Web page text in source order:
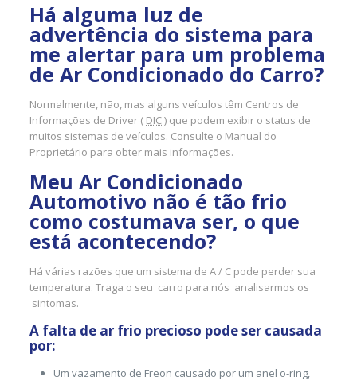
Há alguma luz de
advertência do sistema para
me alertar para um problema
de Ar Condicionado do Carro?
Normalmente, não, mas alguns veículos têm Centros de
Informações de Driver ( DIC) que podem exibir o status de
muitos sistemas de veículos. Consulte o Manual do
Proprietário para obter mais informações.
Meu Ar Condicionado
Automotivo não é tão frio
como costumava ser, o que
está acontecendo?
Há várias razões que um sistema de A / C pode perder sua
temperatura. Traga o seu carro para nós analisarmos os
sintomas.
A falta de ar frio precioso pode ser causada
por:
Um vazamento de Freon causado por um anel o-ring,